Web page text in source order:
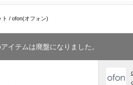
ト / ofon(オフォン)
イテムは廃盤になりました。